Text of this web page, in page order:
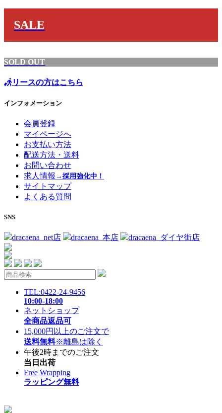
SALE
SOLD OUT
リースの方はこちら
インフォメーション
会員登録
マイページへ
お支払い方法
配送方法・送料
お問い合わせ
求人情報 →採用強化中！
サイトマップ
よくある質問
SNS
dracaena_net店 dracaena_本店 dracaena_ダイヤ街店
TEL:0422-24-9456
10:00-18:00
ネットショップ
全商品返品可
15,000円以上のご注文で
送料無料※離島は除く
午後2時までのご注文
当日出荷
Free Wrapping
ラッピング無料